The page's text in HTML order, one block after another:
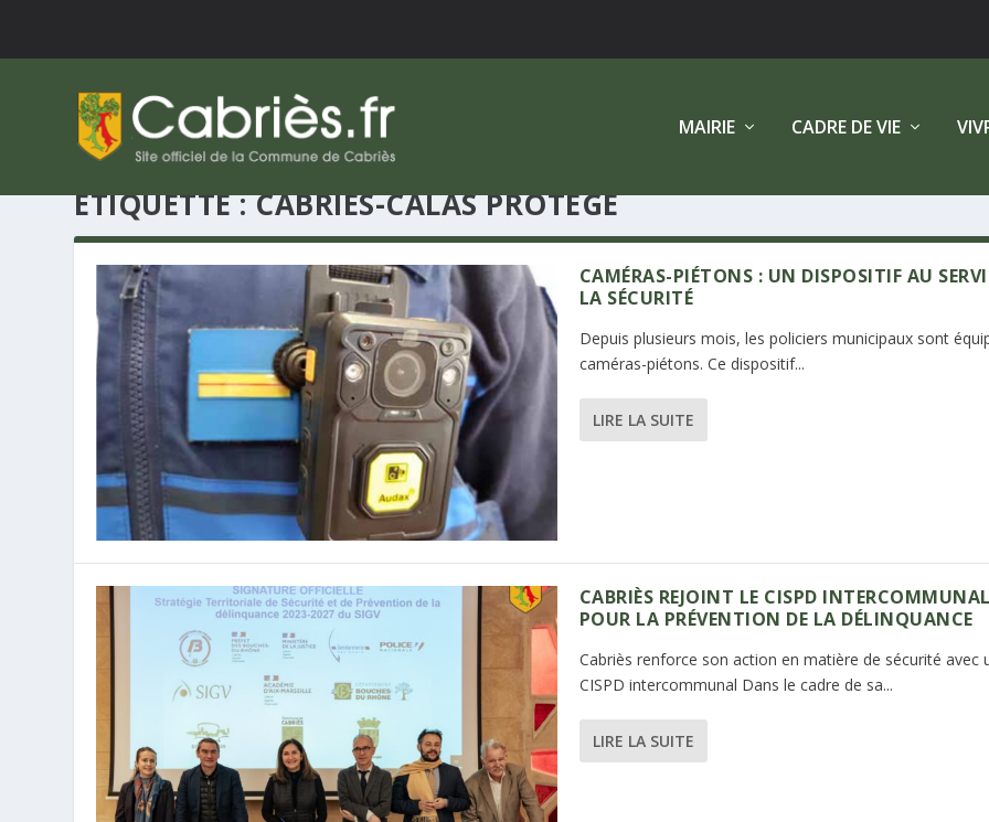
MAIRIE CADRE DE VIE
ÉTIQUETTE : CABRIÈS-CALAS PROTÈGE
CAMÉRAS-PIÉTONS : UN DISPOSITIF AU
LA SÉCURITÉ
Depuis plusieurs mois, les policiers municipaux sont
caméras-piétons. Ce dispositif...
LIRE LA SUITE
CABRIÈS REJOINT LE CISPD INTERCOMMUNAL
POUR LA PRÉVENTION DE LA DÉLINQUANCE
Cabriès renforce son action en matière de sécurité avec
CISPD intercommunal Dans le cadre de sa...
LIRE LA SUITE